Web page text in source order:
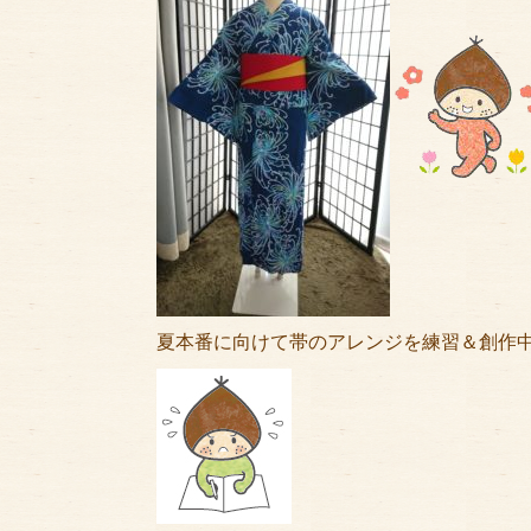
夏本番に向けて帯のアレンジを練習＆創作